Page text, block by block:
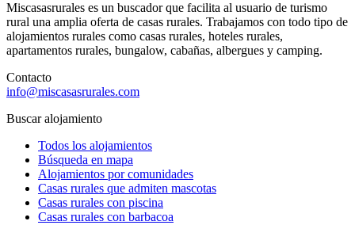
Miscasasrurales es un buscador que facilita al usuario de turismo
rural una amplia oferta de casas rurales. Trabajamos con todo tipo de
alojamientos rurales como casas rurales, hoteles rurales,
apartamentos rurales, bungalow, cabañas, albergues y camping.
Contacto
info@miscasasrurales.com
Buscar alojamiento
Todos los alojamientos
Búsqueda en mapa
Alojamientos por comunidades
Casas rurales que admiten mascotas
Casas rurales con piscina
Casas rurales con barbacoa